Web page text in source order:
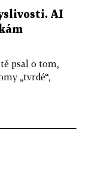
AI
psal o tom,
„tvrdé“,